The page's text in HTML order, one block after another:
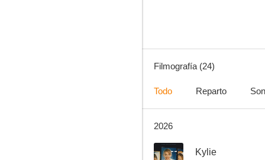
20 Years of Madness
Filmografía (24)
Todo Reparto
2026
-- Kylie